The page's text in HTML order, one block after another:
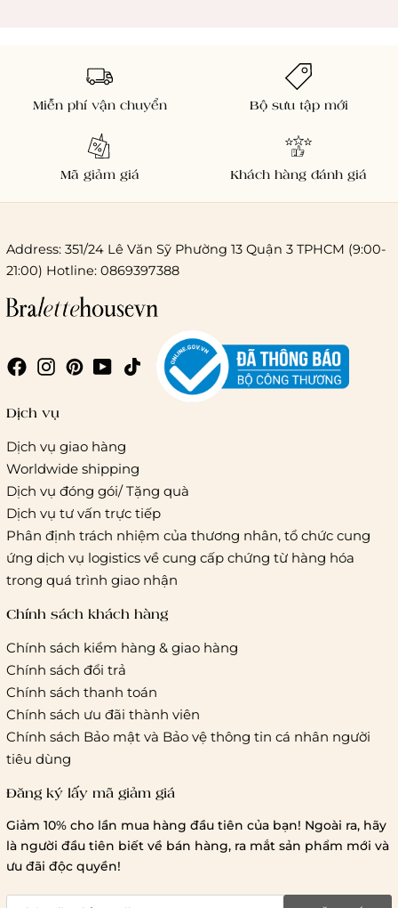
Chi phí giao hàng
Giao hàng trong ngày (hoả tốc)
Giao hàng tiêu chuẩn:
Hồ Chí Minh:
Áp dụng theo bảng giá cước của ĐVVC
Vietelpost/ Giaohangtietkiem và 1 số đối tác vận chuyển
Hà Nội và các tỉnh thành khác:
Áp dụng theo bảng giá
cước của ĐVVC Vietelpost/ Giaohangtietkiem... và 1 số đối
tác vận chuyển khác
Thời gian giao hàng
Hồ Chí Minh:
Hà Nội và các tỉnh thành khá
Lưu ý chung về chính sách vận chuyển
1 triệu đồng
giao hàng trong ngày
Miễn phí vận chuyển Bộ sưu tập mới
Mã giảm giá Khách hàng đánh giá
Address: 351/24 Lê Văn Sỹ Phường 13 Quận 3 TPHCM (9:00-
21:00) Hotline: 0869397388
Dịch vụ
Dịch vụ giao hàng
Worldwide shipping
Dịch vụ đóng gói/ Tặng quà
Dịch vụ tư vấn trực tiếp
Phân định trách nhiệm của thương nhân, tổ chức cung
ứng dịch vụ logistics về cung cấp chứng từ hàng hóa
trong quá trình giao nhận
Chính sách khách hàng
Chính sách kiểm hàng & giao hàng
Chính sách đổi trả
Chính sách thanh toán
Chính sách ưu đãi thành viên
Chính sách Bảo mật và Bảo vệ thông tin cá nhân người
tiêu dùng
Đăng ký lấy mã giảm giá
Giảm 10% cho lần mua hàng đầu tiên của bạn! Ngoài ra, hãy
là người đầu tiên biết về bán hàng, ra mắt sản phẩm mới và
ưu đãi độc quyền!